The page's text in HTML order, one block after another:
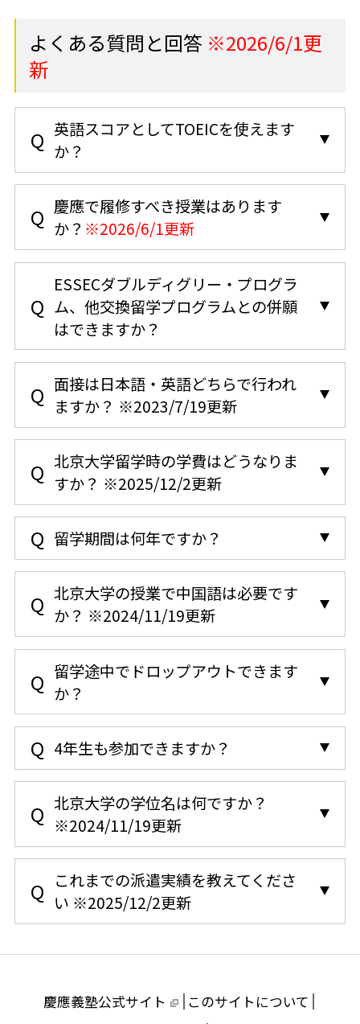
よくある質問と回答 ※2026/6/1更
新
英語スコアとしてTOEICを使えます
か？
慶應で履修すべき授業はあります
か？ ※2026/6/1更新
ESSECダブルディグリー・プログラ
ム、他交換留学プログラムとの併願
はできますか？
面接は日本語・英語どちらで行われ
ますか？ ※2023/7/19更新
北京大学留学時の学費はどうなりま
すか？ ※2025/12/2更新
留学期間は何年ですか？
北京大学の授業で中国語は必要です
か？ ※2024/11/19更新
留学途中でドロップアウトできます
か？
4年生も参加できますか？
北京大学の学位名は何ですか？
※2024/11/19更新
これまでの派遣実績を教えてくださ
い ※2025/12/2更新
慶應義塾公式サイト
このサイトについて